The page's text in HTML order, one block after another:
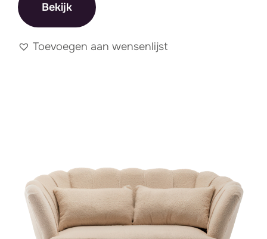
Bekijk
Toevoegen aan wensenlijst